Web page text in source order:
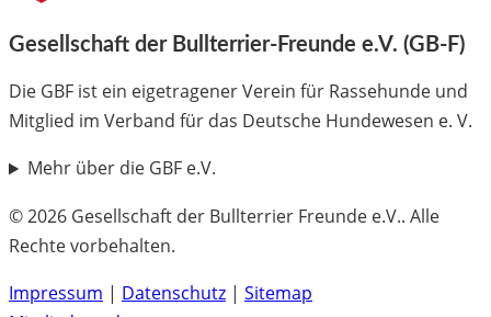
Gesellschaft der Bullterrier-Freunde e.V. (GB-F)
Die GBF ist ein eigetragener Verein für Rassehunde und
Mitglied im Verband für das Deutsche Hundewesen e. V.
Mehr über die GBF e.V.
© 2026 Gesellschaft der Bullterrier Freunde e.V.. Alle
Rechte vorbehalten.
Impressum | Datenschutz | Sitemap